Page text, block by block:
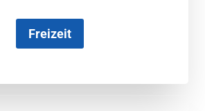
Freizeit